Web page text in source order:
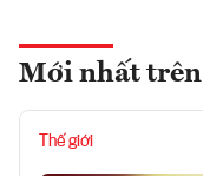
Mới nhất trên
Thế giới